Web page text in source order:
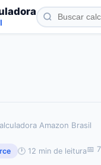
Amazon Brasil
🕐 12 min de leitura📅